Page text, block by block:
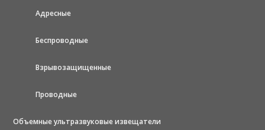
Адресные
Беспроводные
Взрывозащищенные
Проводные
Объемные ультразвуковые извещатели